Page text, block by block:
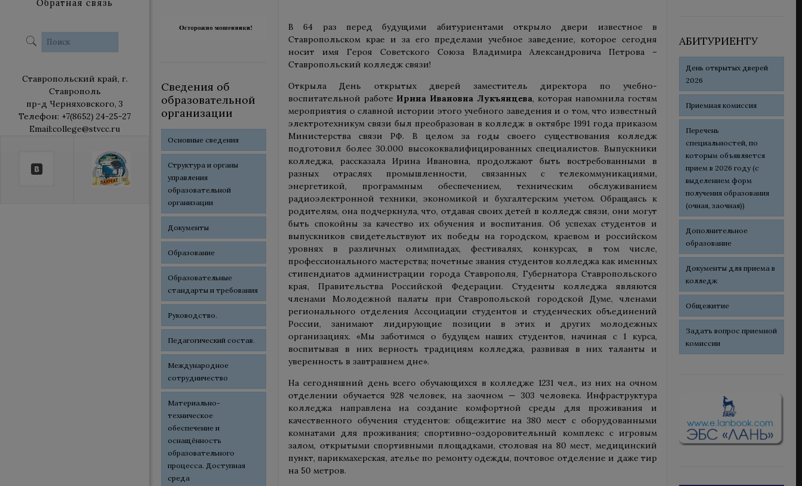
Обратная связь
Ставропольский край, г.
Ставрополь
пр-д Черняховского, 3
Телефон: +7(8652) 24-25-27
Email:college@stvcc.ru
В 64 раз перед будущими абитуриентами открыло двери известное в
Ставропольском крае и за его пределами учебное заведение, которое сегодня
носит имя Героя Советского Союза Владимира Александровича Петрова –
Ставропольский колледж связи!
Открыла День открытых дверей заместитель директора по учебно-
воспитательной работе Ирина Ивановна Лукъянцева, которая напомнила гостям
мероприятия о славной истории этого учебного заведения и о том, что известный
электротехникум связи был преобразован в колледж в октябре 1991 года приказом
Министерства связи РФ. В целом за годы своего существования колледж
подготовил более 30.000 высококвалифицированных специалистов. Выпускники
колледжа, рассказала Ирина Ивановна, продолжают быть востребованными в
разных отраслях промышленности, связанных с телекоммуникациями,
энергетикой, программным обеспечением, техническим обслуживанием
радиоэлектронной техники, экономикой и бухгалтерским учетом. Обращаясь к
родителям, она подчеркнула, что, отдавая своих детей в колледж связи, они могут
быть спокойны за качество их обучения и воспитания. Об успехах студентов и
выпускников свидетельствуют их победы на городском, краевом и российском
уровнях в различных олимпиадах, фестивалях, конкурсах, в том числе,
профессионального мастерства; почетные звания студентов колледжа как именных
стипендиатов администрации города Ставрополя, Губернатора Ставропольского
края, Правительства Российской Федерации. Студенты колледжа являются
членами Молодежной палаты при Ставропольской городской Думе, членами
регионального отделения Ассоциации студентов и студенческих объединений
России, занимают лидирующие позиции в этих и других молодежных
организациях. «Мы заботимся о будущем наших студентов, начиная с 1 курса,
воспитывая в них верность традициям колледжа, развивая в них таланты и
уверенность в завтрашнем дне».
На сегодняшний день всего обучающихся в колледже 1231 чел., из них на очном
отделении обучается 928 человек, на заочном — 303 человека. Инфраструктура
колледжа направлена на создание комфортной среды для проживания и
качественного обучения студентов: общежитие на 380 мест с оборудованными
комнатами для проживания; спортивно-оздоровительный комплекс с игровым
залом, открытыми спортивными площадками, столовая на 80 мест, медицинский
пункт, парикмахерская, ателье по ремонту одежды, почтовое отделение и даже тир
на 50 метров.
Сведения об
образовательной
организации
Основные сведения
Структура и органы
управления
образовательной
организации
Документы
Образование
Образовательные
стандарты и требования
Руководство.
Педагогический состав.
Международное
сотрудничество
Материально-
техническое
обеспечение и
оснащённость
образовательного
процесса. Доступная
среда
АБИТУРИЕНТУ
День открытых дверей
2026
Приемная комиссия
Перечень
специальностей, по
которым объявляется
прием в 2026 году (с
выделением форм
получения образования
(очная, заочная))
Дополнительное
образование
Документы для приема в
колледж
Общежитие
Задать вопрос приемной
комиссии